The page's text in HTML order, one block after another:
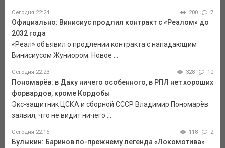
Сегодня 22:24 200 7
Официально: Винисиус продлил контракт с «Реалом» до
2032 года
«Реал» объявил о продлении контракта с нападающим
Винисиусом Жуниором. Новое ...
Сегодня 22:23 328 10
Пономарёв: в Даку ничего особенного, в РПЛ нет хороших
форвардов, кроме Кордобы
Экс-защитник ЦСКА и сборной СССР Владимир Пономарёв
заявил, что не видит ничего ...
Сегодня 22:15 118 2
Булыкин: Баринов по-прежнему легенда «Локомотива»